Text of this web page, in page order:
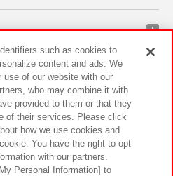
ビリティ サイトポリシー
ブアクセシビリティ方針と検証結果
such as cookies to
content and ads. We
use of our website with our
who may combine it with
provided to them or that they
of their services. Please click
how we use cookies and
You have the right to opt
with our partners.
Personal Information] to